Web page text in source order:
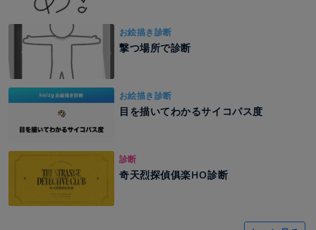
お絵描き診断
撃つ場所で診断
お絵描き診断
目を描いてわかるサイコパス度
診断
奇天烈探偵俱楽HO診断